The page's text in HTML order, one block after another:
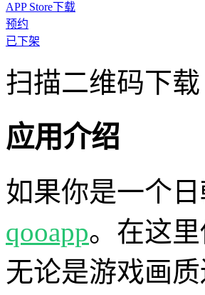
APP Store下载
预约
已下架
扫描二维码下载
应用介绍
如果你是一个
qooapp。在这
无论是游戏画